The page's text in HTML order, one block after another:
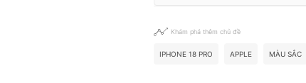
Khám phá thêm chủ đề
IPHONE 18 PRO APPLE MÀU SẮC